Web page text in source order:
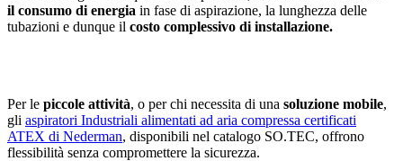
il consumo di energia in fase di aspirazione, la lunghezza delle
tubazioni e dunque il costo complessivo di installazione.
Per le piccole attività, o per chi necessita di una soluzione mobile,
gli aspiratori Industriali alimentati ad aria compressa certificati
ATEX di Nederman, disponibili nel catalogo SO.TEC, offrono
flessibilità senza compromettere la sicurezza.